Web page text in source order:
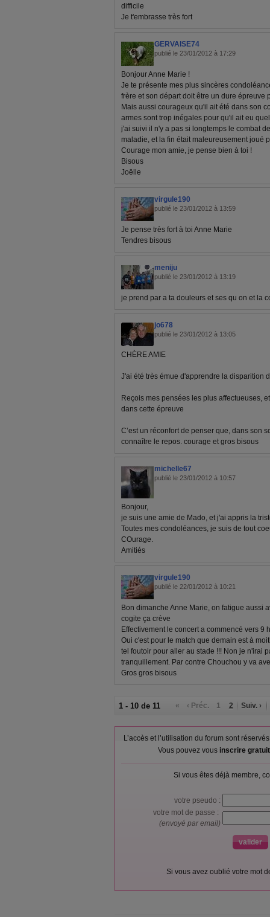
difficile
Je t'embrasse très fort
GERVAISE74
publié le 23/01/2012 à 17:29
Bonjour Anne Marie !
Je te présente mes plus sincères
frère et son départ doit être un dure épreuve
Mais aussi courageux qu'il ait été dans son
armes sont trop inégales pour qu'il ait eu
j'ai suivi il n'y a pas si longtemps le combat
maladie, et la fin était maleureusement joué
Courage mon amie, je pense bien à toi !
Bisous
Joëlle
virgule190
publié le 23/01/2012 à 13:59
Je pense très fort à toi Anne Marie
Tendres bisous
meniju
publié le 23/01/2012 à 13:19
je prend par a ta douleurs et ses qu on et la
jo678
publié le 23/01/2012 à 13:05
CHÈRE AMIE
J'ai été très émue d'apprendre la disparition
Reçois mes pensées les plus affectueuses,
dans cette épreuve
C’est un réconfort de penser que, dans son
connaître le repos. courage et gros bisous
michelle67
publié le 23/01/2012 à 10:57
Bonjour,
je suis une amie de Mado, et j'ai appris la
Toutes mes condoléances, je suis de tout
COurage.
Amitiés
virgule190
publié le 22/01/2012 à 10:21
Bon dimanche Anne Marie, on fatigue aussi
cogite ça crève
Effectivement le concert a commencé vers 9
Oui c'est pour le match que demain est à
tel foutoir pour aller au stade !!! Non je n'irai
tranquillement. Par contre Chouchou y va
Gros gros bisous
1 - 10 de 11 « ‹ Préc. 1 2 Suiv. ›
L’accès et l’utilisation du forum sont
Vous pouvez vous inscrire
Si vous êtes déjà membre,
votre pseudo :
votre mot de passe :
(envoyé par email)
Si vous avez oublié votre mot